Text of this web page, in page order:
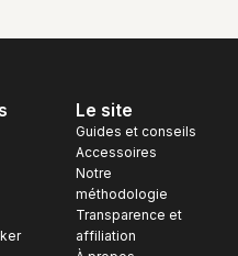
Le site
Guides et conseils
Accessoires
Notre
méthodologie
Transparence et
affiliation